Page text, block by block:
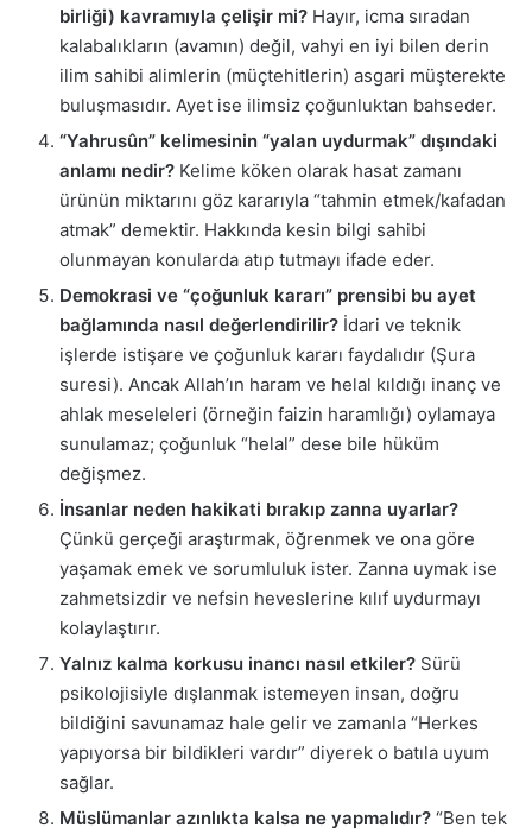
birliği) kavramıyla çelişir mi? Hayır, icma sıradan
kalabalıkların (avamın) değil, vahyi en iyi bilen derin
ilim sahibi alimlerin (müçtehitlerin) asgari müşterekte
buluşmasıdır. Ayet ise ilimsiz çoğunluktan bahseder.
“Yahrusûn” kelimesinin “yalan uydurmak” dışındaki
anlamı nedir? Kelime köken olarak hasat zamanı
ürünün miktarını göz kararıyla “tahmin etmek/kafadan
atmak” demektir. Hakkında kesin bilgi sahibi
olunmayan konularda atıp tutmayı ifade eder.
Demokrasi ve “çoğunluk kararı” prensibi bu ayet
bağlamında nasıl değerlendirilir? İdari ve teknik
işlerde istişare ve çoğunluk kararı faydalıdır (Şura
suresi). Ancak Allah’ın haram ve helal kıldığı inanç ve
ahlak meseleleri (örneğin faizin haramlığı) oylamaya
sunulamaz; çoğunluk “helal” dese bile hüküm
değişmez.
İnsanlar neden hakikati bırakıp zanna uyarlar?
Çünkü gerçeği araştırmak, öğrenmek ve ona göre
yaşamak emek ve sorumluluk ister. Zanna uymak ise
zahmetsizdir ve nefsin heveslerine kılıf uydurmayı
kolaylaştırır.
Yalnız kalma korkusu inancı nasıl etkiler? Sürü
psikolojisiyle dışlanmak istemeyen insan, doğru
bildiğini savunamaz hale gelir ve zamanla “Herkes
yapıyorsa bir bildikleri vardır” diyerek o batıla uyum
sağlar.
Müslümanlar azınlıkta kalsa ne yapmalıdır? “Ben tek